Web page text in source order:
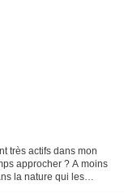
très actifs dans mon
approcher ? A moins
la nature qui les